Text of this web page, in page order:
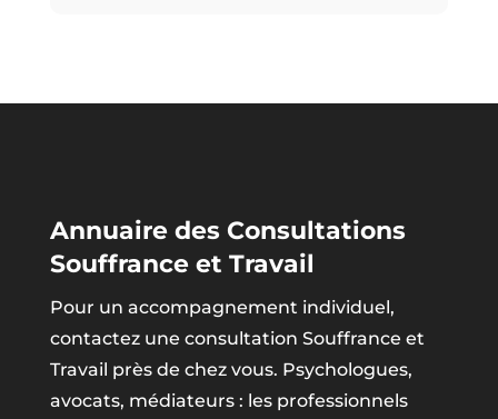
Annuaire des Consultations
Souffrance et Travail
Pour un accompagnement individuel,
contactez une consultation Souffrance et
Travail près de chez vous. Psychologues,
avocats, médiateurs : les professionnels